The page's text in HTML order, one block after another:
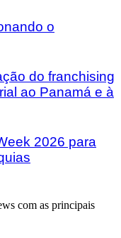
o
do franchising
ao Panamá e à
2026 para
com as principais